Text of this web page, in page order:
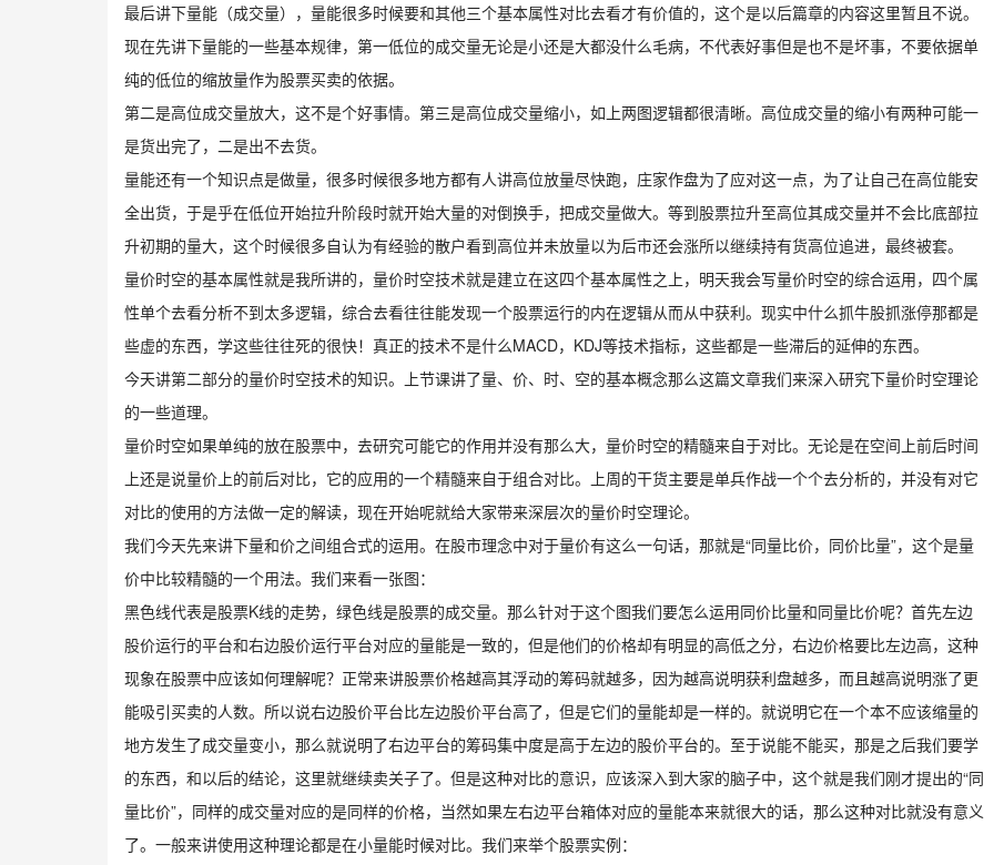
最后讲下量能（成交量），量能很多时候要和其他三个基本属性对比去看才有价值的，这个是以后篇章的内容这里暂且不说。
现在先讲下量能的一些基本规律，第一低位的成交量无论是小还是大都没什么毛病，不代表好事但是也不是坏事，不要依据单
纯的低位的缩放量作为股票买卖的依据。
​第二是高位成交量放大，这不是个好事情。第三是高位成交量缩小，如上两图逻辑都很清晰。高位成交量的缩小有两种可能一
是货出完了，二是出不去货。
量能还有一个知识点是做量，很多时候很多地方都有人讲高位放量尽快跑，庄家作盘为了应对这一点，为了让自己在高位能安
全出货，于是乎在低位开始拉升阶段时就开始大量的对倒换手，把成交量做大。等到股票拉升至高位其成交量并不会比底部拉
升初期的量大，这个时候很多自认为有经验的散户看到高位并未放量以为后市还会涨所以继续持有货高位追进，最终被套。
量价时空的基本属性就是我所讲的，量价时空技术就是建立在这四个基本属性之上，明天我会写量价时空的综合运用，四个属
性单个去看分析不到太多逻辑，综合去看往往能发现一个股票运行的内在逻辑从而从中获利。现实中什么抓牛股抓涨停那都是
些虚的东西，学这些往往死的很快！真正的技术不是什么MACD，KDJ等技术指标，这些都是一些滞后的延伸的东西。
今天讲第二部分的量价时空技术的知识。上节课讲了量、价、时、空的基本概念那么这篇文章我们来深入研究下量价时空理论
的一些道理。
量价时空如果单纯的放在股票中，去研究可能它的作用并没有那么大，量价时空的精髓来自于对比。无论是在空间上前后时间
上还是说量价上的前后对比，它的应用的一个精髓来自于组合对比。上周的干货主要是单兵作战一个个去分析的，并没有对它
对比的使用的方法做一定的解读，现在开始呢就给大家带来深层次的量价时空理论。
我们今天先来讲下量和价之间组合式的运用。在股市理念中对于量价有这么一句话，那就是“同量比价，同价比量”，这个是量
价中比较精髓的一个用法。我们来看一张图：
​黑色线代表是股票K线的走势，绿色线是股票的成交量。那么针对于这个图我们要怎么运用同价比量和同量比价呢？首先左边
股价运行的平台和右边股价运行平台对应的量能是一致的，但是他们的价格却有明显的高低之分，右边价格要比左边高，这种
现象在股票中应该如何理解呢？正常来讲股票价格越高其浮动的筹码就越多，因为越高说明获利盘越多，而且越高说明涨了更
能吸引买卖的人数。所以说右边股价平台比左边股价平台高了，但是它们的量能却是一样的。就说明它在一个本不应该缩量的
地方发生了成交量变小，那么就说明了右边平台的筹码集中度是高于左边的股价平台的。至于说能不能买，那是之后我们要学
的东西，和以后的结论，这里就继续卖关子了。但是这种对比的意识，应该深入到大家的脑子中，这个就是我们刚才提出的“同
量比价”，同样的成交量对应的是同样的价格，当然如果左右边平台箱体对应的量能本来就很大的话，那么这种对比就没有意义
了。一般来讲使用这种理论都是在小量能时候对比。我们来举个股票实例：